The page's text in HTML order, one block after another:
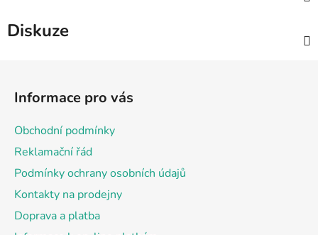
Diskuze
Informace pro vás
Obchodní podmínky
Reklamační řád
Podmínky ochrany osobních údajů
Kontakty na prodejny
Doprava a platba